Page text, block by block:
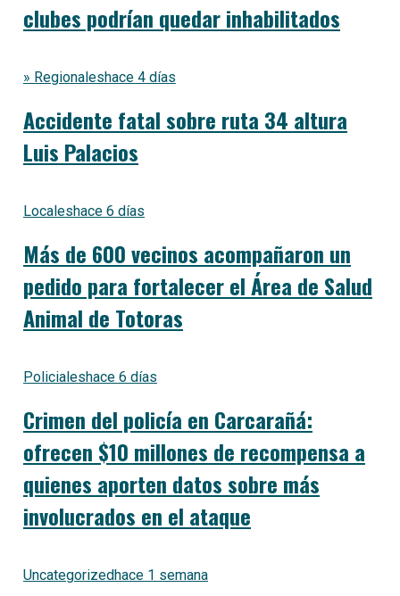
clubes podrían quedar inhabilitados
» Regionaleshace 4 días
Accidente fatal sobre ruta 34 altura
Luis Palacios
Localeshace 6 días
Más de 600 vecinos acompañaron un
pedido para fortalecer el Área de Salud
Animal de Totoras
Policialeshace 6 días
Crimen del policía en Carcarañá:
ofrecen $10 millones de recompensa a
quienes aporten datos sobre más
involucrados en el ataque
Uncategorizedhace 1 semana